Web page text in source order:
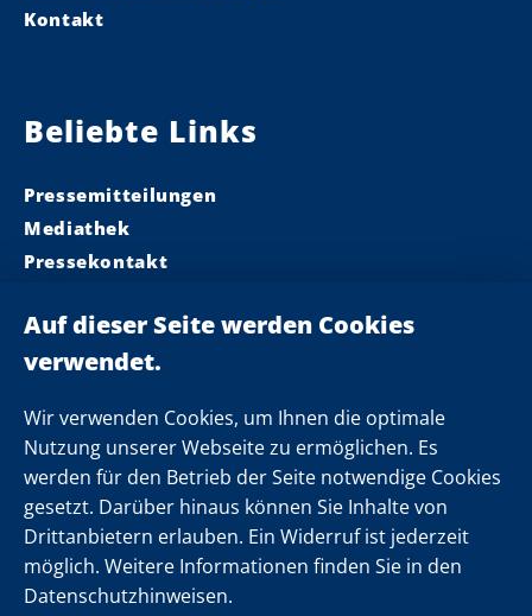
Wir verwenden Cookies, um Ihnen die optimale
Nutzung unserer Webseite zu ermöglichen. Es
werden für den Betrieb der Seite notwendige Cookies
gesetzt. Darüber hinaus können Sie Inhalte von
Drittanbietern erlauben. Ein Widerruf ist jederzeit
möglich. Weitere Informationen finden Sie in den
Datenschutzhinweisen.
Kontakt
Beliebte Links
Pressemitteilungen
Mediathek
Pressekontakt
Landeskabinett
Einsamkeit
Folgen Sie uns